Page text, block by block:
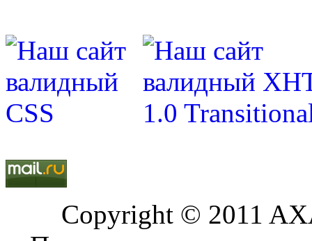
Copyright © 2011